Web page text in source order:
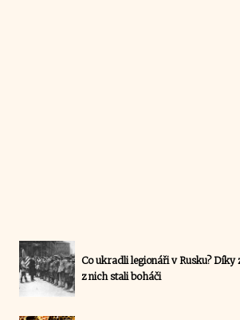
Co ukradli legionáři v Rusku? Díky
z nich stali boháči